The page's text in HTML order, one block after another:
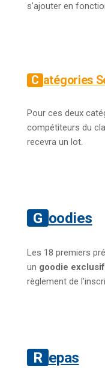
s’ajouter en
Catégories
Pour ces deux
compétiteurs du
recevra un lot.
Goodies
Les 18 premiers
un goodie exclusif
règlement de
Repas